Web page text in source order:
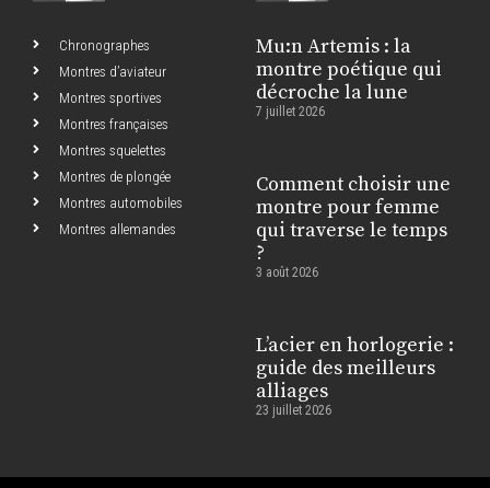
Chronographes
Montres d’aviateur
Montres sportives
Montres françaises
Montres squelettes
Montres de plongée
Montres automobiles
Montres allemandes
Mu:n Artemis : la
montre poétique qui
décroche la lune
7 juillet 2026
Comment choisir une
montre pour femme
qui traverse le temps
?
3 août 2026
L’acier en horlogerie :
guide des meilleurs
alliages
23 juillet 2026